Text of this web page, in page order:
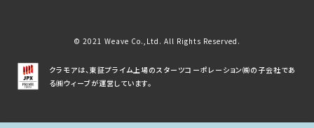
© 2021 Weave Co.,Ltd. All Rights Reserved.
クラモアは、東証プライム上場のスターツコーポレーション㈱の子会社であ
る㈱ウィーブが運営しています。